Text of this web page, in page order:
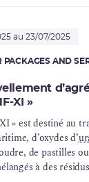
au 23/07/2025
PACKAGES AND
XI »
» est destiné au
d’oxydes d’
de pastilles
à des